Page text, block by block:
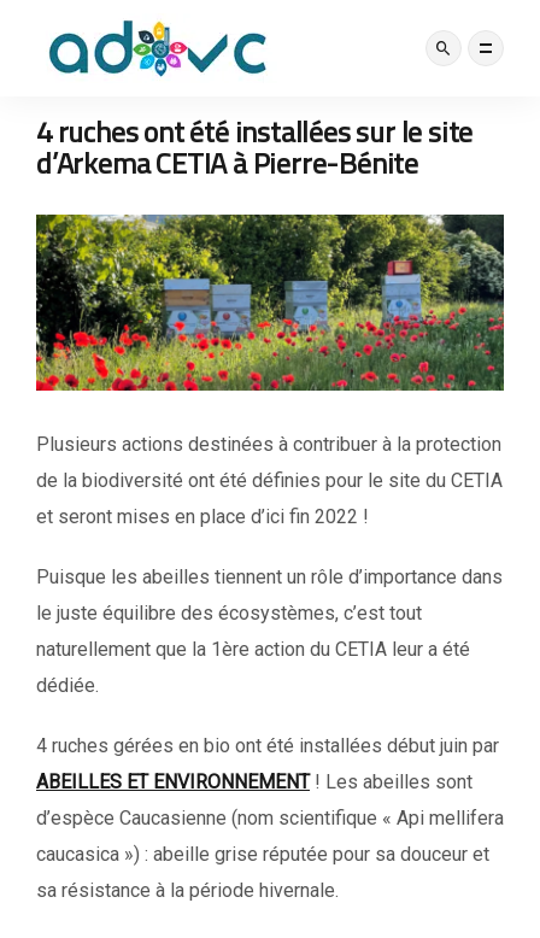
4 ruches ont été installées sur le site
d’Arkema CETIA à Pierre-Bénite
Plusieurs actions destinées à contribuer à la protection
de la biodiversité ont été définies pour le site du CETIA
et seront mises en place d’ici fin 2022 !
Puisque les abeilles tiennent un rôle d’importance dans
le juste équilibre des écosystèmes, c’est tout
naturellement que la 1ère action du CETIA leur a été
dédiée.
4 ruches gérées en bio ont été installées début juin par
ABEILLES ET ENVIRONNEMENT! Les abeilles sont
d’espèce Caucasienne (nom scientifique « Api mellifera
caucasica ») : abeille grise réputée pour sa douceur et
sa résistance à la période hivernale.